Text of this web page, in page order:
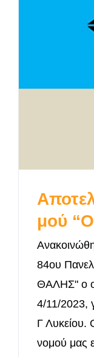
μού
84ου
ΘΑΛΗΣ" ο
4/11/2023,
Γ Λυκείου.
νομού μας